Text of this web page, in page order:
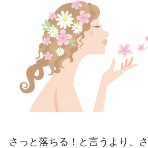
さっと落ちる！と言うより、